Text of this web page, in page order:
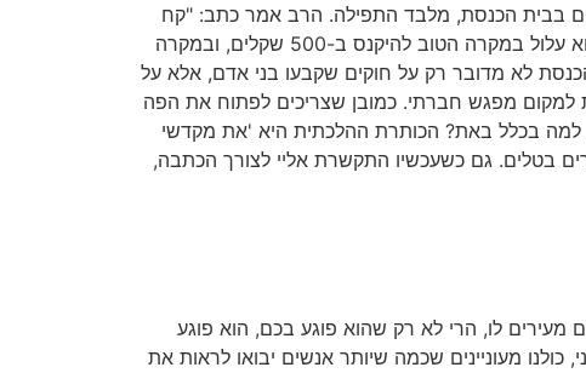
בבית הכנסת, מלבד התפילה. הרב אמר כתב: "קח
למשל אדם שמגיע לבית המשפט כי הוא מעוניין להיות נוכח בדיון, והוא צופה מהצד. אם הנייד שלו מצלצל בטעות, הוא עלול במקרה הטוב להיקנס ב-500 שקלים, ובמקרה
לא מדובר רק על חוקים שקבעו בני אדם, אלא על
למקום מפגש חברתי. כמובן שצריכים לפתוח את הפה
למה בכלל באת? הכותרת ההלכתית היא 'את מקדשי
בטלים. גם כשעכשיו התקשרת אליי לצורך הכתבה,
מעירים לו, הרי לא רק שהוא פוגע בכם, הוא פוגע
מעוניינים שכמה שיותר אנשים יבואו לראות את